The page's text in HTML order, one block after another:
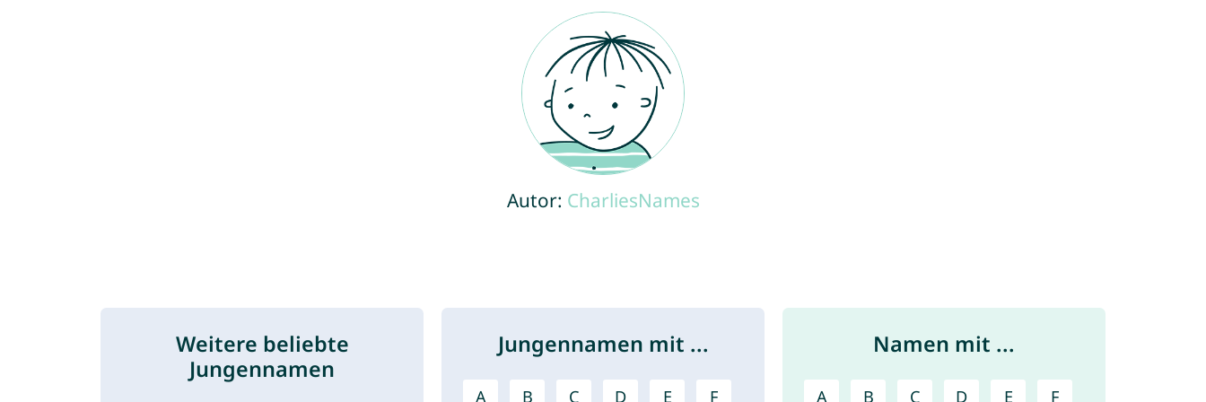
Autor: CharliesNames
Weitere beliebte
Jungennamen
Jungennamen mit ...
A B C D E F
Namen mit ...
A B C D E F